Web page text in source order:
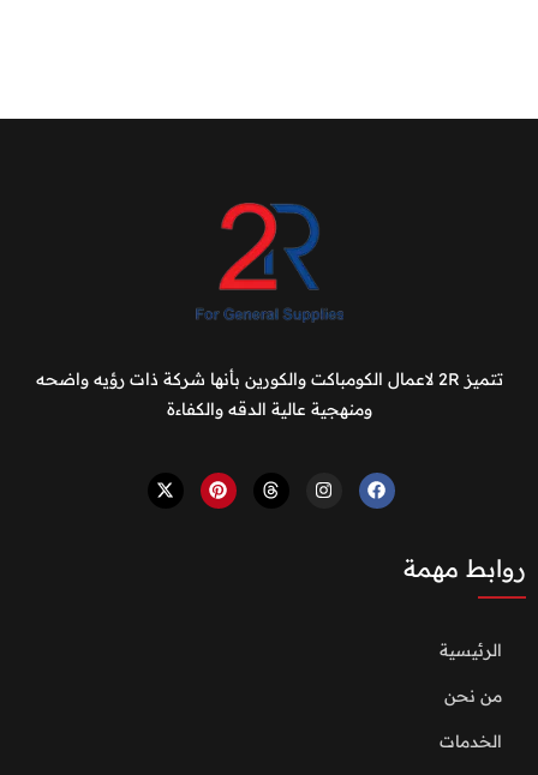
تتميز 2R لاعمال الكومباكت والكورين بأنها شركة ذات رؤيه واضحه
ومنهجية عالية الدقه والكفاءة
روابط مهمة
الرئيسية
من نحن
الخدمات